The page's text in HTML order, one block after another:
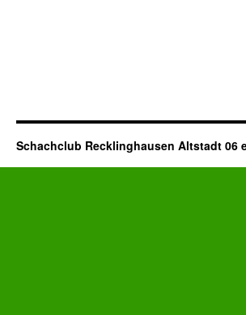
Schachclub Recklinghausen Altstadt 06